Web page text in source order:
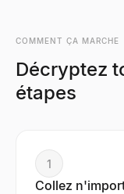
COMMENT ÇA MARCHE
Décryptez
étapes
1
Collez